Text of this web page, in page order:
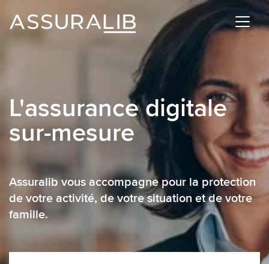
L'assurance digitale
sur-mesure
Assuralib vous accompagne pour la protection
de votre activité, de votre situation et de votre
famille.